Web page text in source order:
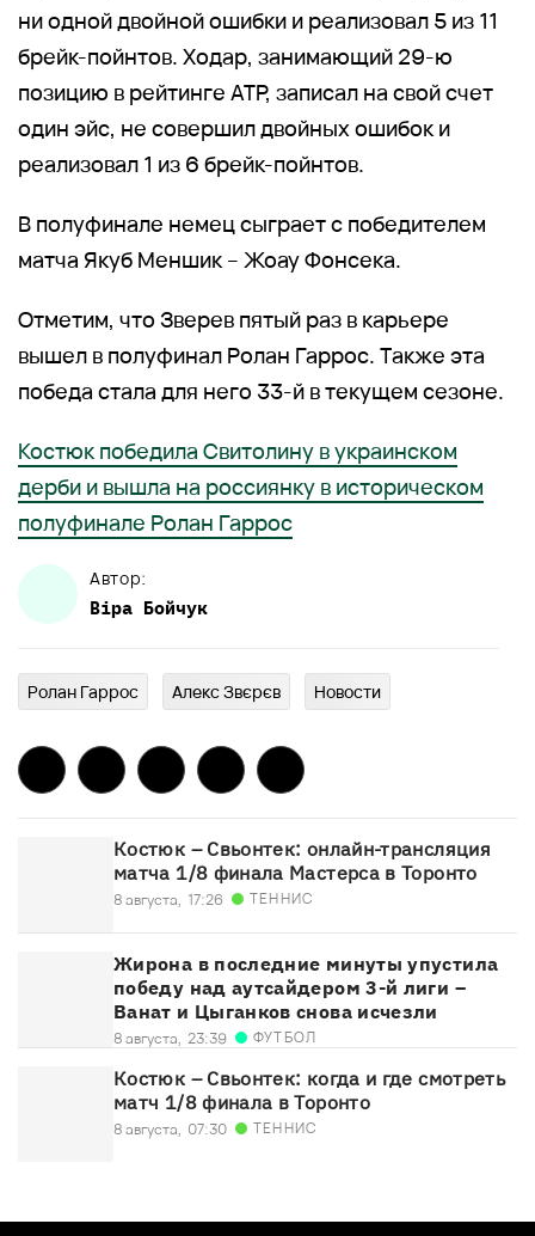
ни одной двойной ошибки и реализовал 5 из 11
брейк-пойнтов. Ходар, занимающий 29-ю
позицию в рейтинге ATP, записал на свой счет
один эйс, не совершил двойных ошибок и
реализовал 1 из 6 брейк-пойнтов.
В полуфинале немец сыграет с победителем
матча Якуб Меншик – Жоау Фонсека.
Отметим, что Зверев пятый раз в карьере
вышел в полуфинал Ролан Гаррос. Также эта
победа стала для него 33-й в текущем сезоне.
Костюк победила Свитолину в украинском
дерби и вышла на россиянку в историческом
полуфинале Ролан Гаррос
Автор:
Віра Бойчук
Ролан Гаррос Алекс Звєрєв Новости
Костюк – Свьонтек: онлайн-трансляция
матча 1/8 финала Мастерса в Торонто
8 августа, 17:26 ТЕННИС
Жирона в последние минуты упустила
победу над аутсайдером 3-й лиги –
Ванат и Цыганков снова исчезли
8 августа, 23:39 ФУТБОЛ
Костюк – Свьонтек: когда и где смотреть
матч 1/8 финала в Торонто
8 августа, 07:30 ТЕННИС